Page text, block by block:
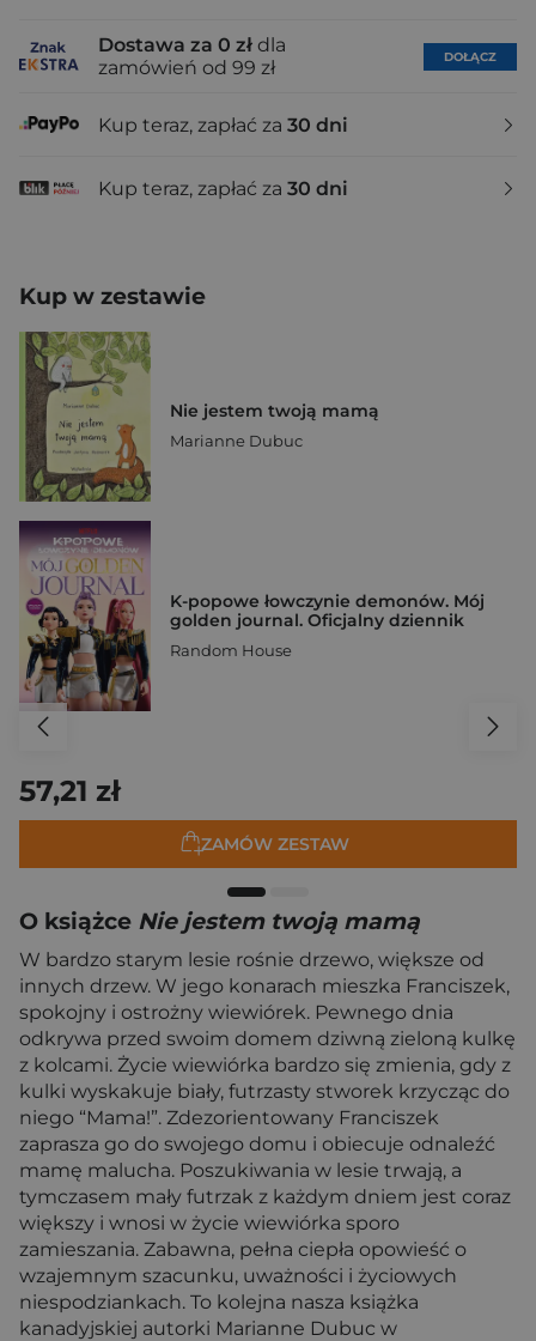
Dostawa za 0 zł dla
zamówień od 99 zł
DOŁĄCZ
Kup teraz, zapłać za 30 dni
Kup teraz, zapłać za 30 dni
Kup w zestawie
Nie jestem twoją mamą
Marianne Dubuc
K-popowe łowczynie demonów. Mój
golden journal. Oficjalny dziennik
Random House
57,21 zł
ZAMÓW ZESTAW
O książce Nie jestem twoją mamą
W bardzo starym lesie rośnie drzewo, większe od
innych drzew. W jego konarach mieszka Franciszek,
spokojny i ostrożny wiewiórek. Pewnego dnia
odkrywa przed swoim domem dziwną zieloną kulkę
z kolcami. Życie wiewiórka bardzo się zmienia, gdy z
kulki wyskakuje biały, futrzasty stworek krzycząc do
niego “Mama!”. Zdezorientowany Franciszek
zaprasza go do swojego domu i obiecuje odnaleźć
mamę malucha. Poszukiwania w lesie trwają, a
tymczasem mały futrzak z każdym dniem jest coraz
większy i wnosi w życie wiewiórka sporo
zamieszania. Zabawna, pełna ciepła opowieść o
wzajemnym szacunku, uważności i życiowych
niespodziankach. To kolejna nasza książka
kanadyjskiej autorki Marianne Dubuc w